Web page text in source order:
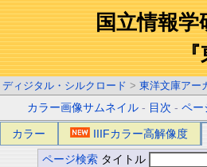
国立情報
『
ディジタル・シルクロード > 東洋文庫アー
カラー画像サムネイル - 目次 -ペー
カラー IIIFカラー高解像度
ページ検索 タイトル